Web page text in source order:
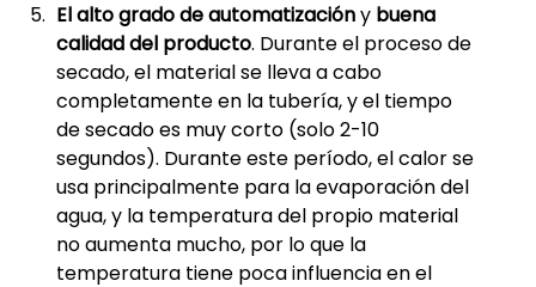
El alto grado de automatizacióny buena
calidad del producto. Durante el proceso de
secado, el material se lleva a cabo
completamente en la tubería, y el tiempo
de secado es muy corto (solo 2-10
segundos). Durante este período, el calor se
usa principalmente para la evaporación del
agua, y la temperatura del propio material
no aumenta mucho, por lo que la
temperatura tiene poca influencia en el